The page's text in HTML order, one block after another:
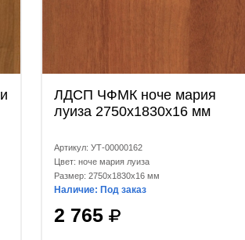
ЛДСП ЧФМК ноче мария
луиза 2750x1830x16 мм
Артикул: УТ-00000162
Цвет: ноче мария луиза
Размер: 2750x1830x16 мм
Наличие: Под заказ
2 765